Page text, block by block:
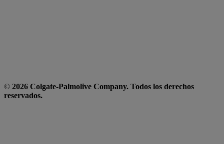
© 2026 Colgate-Palmolive Company. Todos los derechos
reservados.